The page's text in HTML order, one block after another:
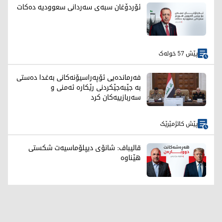
ئۆردۆغان سبەی سەردانی سعوودیە دەکات
پێش 57 خولەک
فەرماندەیی ئۆپەراسیۆنەکانی بەغدا دەستی
بە جێبەجێکردنی رێکارە ئەمنی و
سەربازییەکان کرد
پێش کاتژمێرێک
قالیباف: شانۆی دیپلۆماسیەت شکستی
هێناوە